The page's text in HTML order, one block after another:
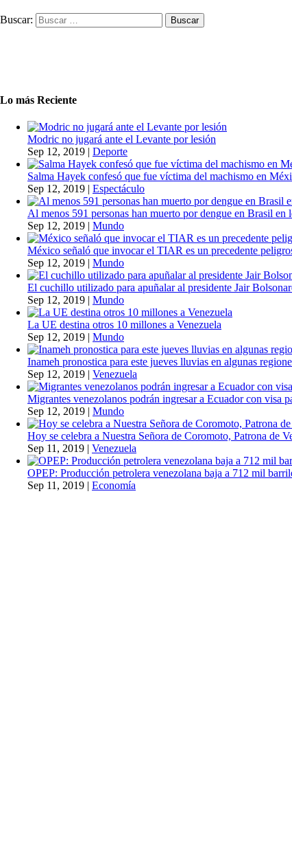
Buscar:
Lo más Reciente
Modric no jugará ante el Levante por lesión
Sep 12, 2019 | Deporte
Salma Hayek confesó que fue víctima del machismo en
Sep 12, 2019 | Espectáculo
Al menos 591 personas han muerto por dengue en Brasil en
Sep 12, 2019 | Mundo
México señaló que invocar el TIAR es un precedente
Sep 12, 2019 | Mundo
El cuchillo utilizado para apuñalar al presidente Jair
Sep 12, 2019 | Mundo
La UE destina otros 10 millones a Venezuela
Sep 12, 2019 | Mundo
Inameh pronostica para este jueves lluvias en algunas
Sep 12, 2019 | Venezuela
Migrantes venezolanos podrán ingresar a Ecuador con visa
Sep 12, 2019 | Mundo
Hoy se celebra a Nuestra Señora de Coromoto, Patrona de
Sep 11, 2019 | Venezuela
OPEP: Producción petrolera venezolana baja a 712 mil
Sep 11, 2019 | Economía